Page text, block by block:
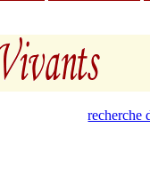
recherche